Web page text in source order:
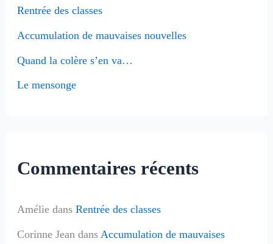
h
e
r
Rentrée des classes
Accumulation de mauvaises nouvelles
Quand la colère s’en va…
Le mensonge
Commentaires récents
Amélie dansRentrée des classes
Corinne Jean dansAccumulation de mauvaises